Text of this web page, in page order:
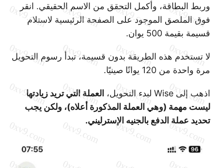
وربط البطاقة، وأكمل التحقق من الاسم الحقيقي. انقر
فوق الملصق الموجود على الصفحة الرئيسية لاستلام
قسيمة بقيمة 500 يوان.
لا تستخدم هذه الطريقة بدون قسيمة، تبدأ رسوم التحويل
مرة واحدة من 120 يوانًا صينيًا.
اذهب إلى Wise لبدء التحويل،
العملة التي تريد زيادتها
ليست مهمة (وهي العملة المذكورة أعلاه)، ولكن يجب
تحديد عملة الدفع بالجنيه الإسترليني.